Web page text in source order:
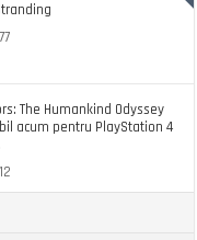
77
The Humankind Odyssey
acum pentru PlayStation 4
12